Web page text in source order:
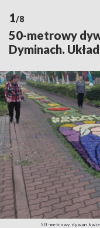
1/8
50-metrowy
Dyminach.
50-metrowy dywan